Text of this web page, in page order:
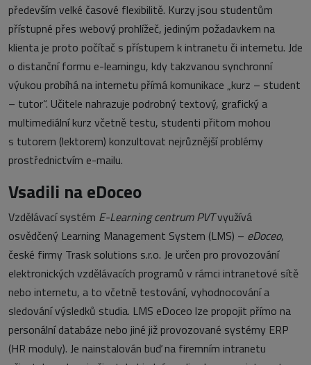
především velké časové flexibilitě. Kurzy jsou studentům
přístupné přes webový prohlížeč, jediným požadavkem na
klienta je proto počítač s přístupem k intranetu či internetu. Jde
o distanční formu e-learningu, kdy takzvanou synchronní
výukou probíhá na internetu přímá komunikace „kurz – student
– tutor“. Učitele nahrazuje podrobný textový, grafický a
multimediální kurz včetně testu, studenti přitom mohou
s tutorem (lektorem) konzultovat nejrůznější problémy
prostřednictvím e-mailu.
Vsadili na eDoceo
Vzdělávací systém E-Learning centrum PVTvyužívá
osvědčený Learning Management System (LMS) – eDoceo,
české firmy Trask solutions s.r.o. Je určen pro provozování
elektronických vzdělávacích programů v rámci intranetové sítě
nebo internetu, a to včetně testování, vyhodnocování a
sledování výsledků studia. LMS eDoceo lze propojit přímo na
personální databáze nebo jiné již provozované systémy ERP
(HR moduly). Je nainstalován buď na firemním intranetu